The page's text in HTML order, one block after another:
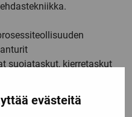
evästeitä
suojataskut, kierretaskut
asiakkaan
nopeasti ja varmasti!